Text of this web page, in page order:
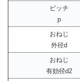
ピッチ
p
おねじ
外径d
おねじ
有効径d2